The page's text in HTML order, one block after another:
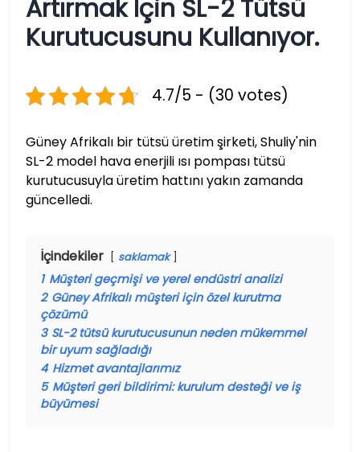
Artırmak Için SL-2 Tütsü
Kurutucusunu Kullanıyor.
4.7/5 - (30 votes)
Güney Afrikalı bir tütsü üretim şirketi, Shuliy'nin
SL-2 model hava enerjili ısı pompası tütsü
kurutucusuyla üretim hattını yakın zamanda
güncelledi.
İçindekiler saklamak
1 Müşteri geçmişi ve yerel endüstri analizi
2 Güney Afrikalı müşteri için özel kurutma
çözümü
3 SL-2 tütsü kurutucusunun neden mükemmel
bir uyum sağladığı
4 Hizmet avantajlarımız
5 Müşteri geri bildirimi: kurulum desteği ve iş
büyümesi